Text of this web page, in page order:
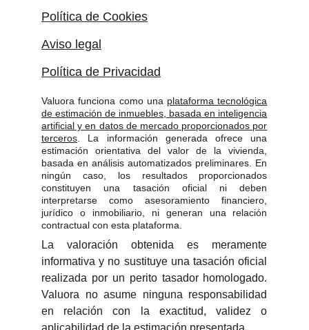
Valuora funciona como una plataforma tecnológica
de estimación de inmuebles, basada en inteligencia
artificial y en datos de mercado proporcionados por
terceros . La información generada ofrece una
estimación orientativa del valor de la vivienda,
basada en análisis automatizados preliminares. En
ningún caso, los resultados proporcionados
constituyen una tasación oficial ni deben
interpretarse como asesoramiento financiero,
jurídico o inmobiliario, ni generan una relación
contractual con esta plataforma.
La valoración obtenida es meramente
informativa y no sustituye una tasación oficial
realizada por un perito tasador homologado.
Valuora no asume ninguna responsabilidad
en relación con la exactitud, validez o
aplicabilidad de la estimación presentada.
Aviso legal
Política de Privacidad
Política de Cookies